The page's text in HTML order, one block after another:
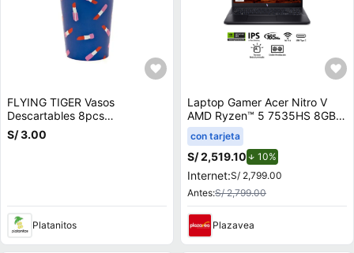
FLYING TIGER Vasos
Descartables 8pcs
P/Cumpleaños 3014013
S/ 3.00
Platanitos
Laptop Gamer Acer Nitro V
AMD Ryzen™ 5 7535HS 8GB
RAM 512GB SSD 15.6"" RTX
3050
con tarjeta
S/ 2,519.10 10%
Internet:S/ 2,799.00
Antes:S/ 2,799.00
Plazavea